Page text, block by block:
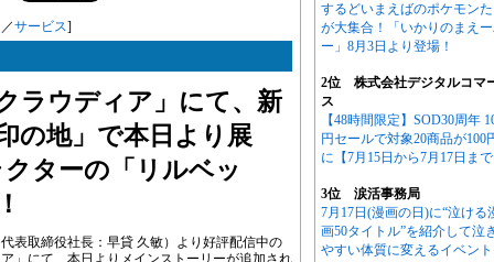
／サービス]
ラウディア」にて、新
の地」で本日より展
ターの「リルベッ
表取締役社長：早貸 久敏）より好評配信中の
」にて、本日よりメインストーリーが追加され
するどいまえばのポケモン
が大集合！「いかりのまえ
ー」8月3日より登場！
2位 株式会社デジタルコマ
ス
【48時間限定】SOD30周年
円セールで対象20商品が100
に【7月15日から7月17日ま
3位 涙活事務局
7月17日(漫画の日)に“泣ける
画50タイトル”を紹介して泣
やすい体質に変えるイベン